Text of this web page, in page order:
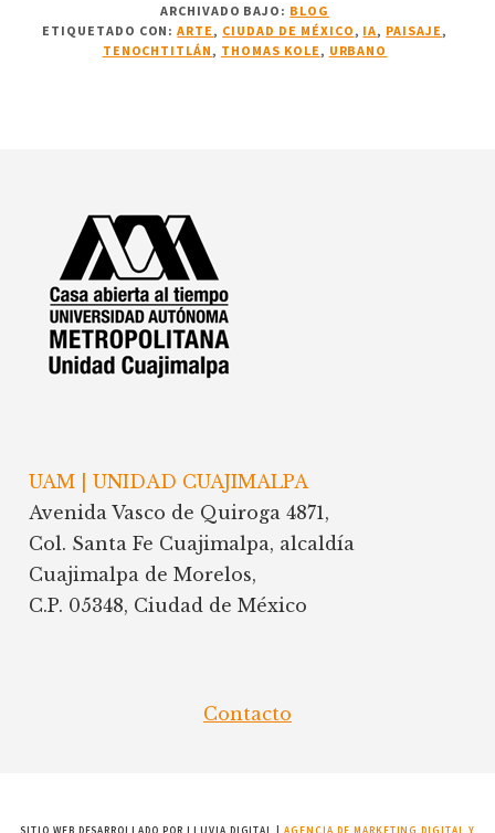
EL
ARTISTA
ARCHIVADO BAJO: BLOG
ETIQUETADO CON:ARTE , CIUDAD DE MÉXICO , IA, PAISAJE ,
TENOCHTITLÁN , THOMAS KOLE , URBANO
UAM | UNIDAD CUAJIMALPA
Avenida Vasco de Quiroga 4871,
Col. Santa Fe Cuajimalpa, alcaldía
Cuajimalpa de Morelos,
C.P. 05348, Ciudad de México
Contacto
SITIO WEB DESARROLLADO POR LLUVIA DIGITAL |AGENCIA DE MARKETING DIGITAL Y